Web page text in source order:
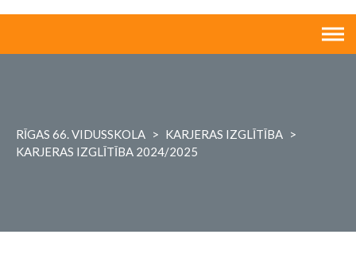
RĪGAS 66. VIDUSSKOLA > KARJERAS IZGLĪTĪBA >
KARJERAS IZGLĪTĪBA 2024/2025